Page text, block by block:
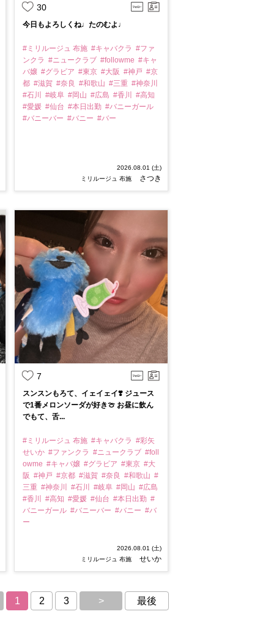
30
今日もよろしくね♩たのむよ♩
#ミリルージュ 布施 #キャバクラ #ファ
ンクラ #ニュークラブ #followme #キャ
バ嬢 #グラビア #東京 #大阪 #神戸 #京
都 #滋賀 #奈良 #和歌山 #三重 #神奈川
#石川
#岐阜 #岡山 #広島 #香川
#高知
#愛媛 #仙台 #本日出勤 #バニーガール
#バニーバー #バニー #バー
2026.08.01 (土)
ミリルージュ 布施
さつき
7
スンスンもろて、イェイェイ❣️ ジュース
で1番メロンソーダが好き🍈 お昼に飲ん
でもて、舌...
#ミリルージュ 布施 #キャバクラ #彩矢
せいか #ファンクラ #ニュークラブ #foll
owme #キャバ嬢 #グラビア #東京 #大
阪 #神戸 #京都 #滋賀 #奈良 #和歌山 #
三重 #神奈川 #石川 #岐阜 #岡山 #広島
#香川
#高知 #愛媛 #仙台 #本日出勤 #
バニーガール #バニーバー #バニー #バ
ー
2026.08.01 (土)
ミリルージュ 布施
せいか
1 2 3 > 最後